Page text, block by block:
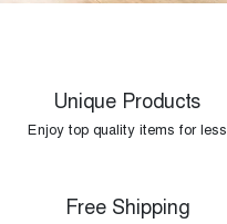
Unique Products
Enjoy top quality items for less
Free Shipping